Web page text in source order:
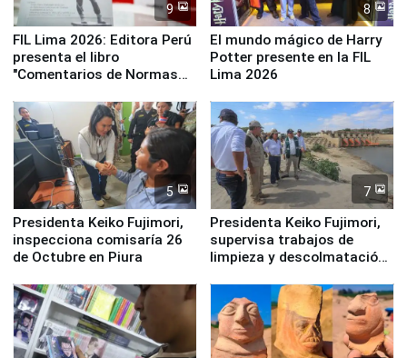
9
FIL Lima 2026: Editora Perú
presenta el libro
"Comentarios de Normas
Derecho Colectivo"
8
El mundo mágico de Harry
Potter presente en la FIL
Lima 2026
5
Presidenta Keiko Fujimori,
inspecciona comisaría 26
de Octubre en Piura
7
Presidenta Keiko Fujimori,
supervisa trabajos de
limpieza y descolmatación